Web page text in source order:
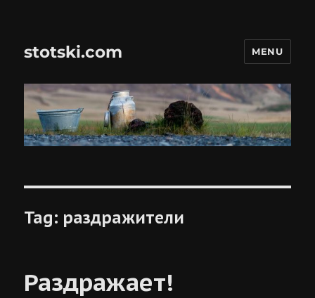
stotski.com MENU
Tag: раздражители
Раздражает!